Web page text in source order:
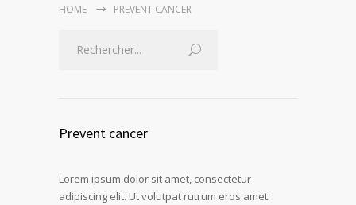
HOME PREVENT CANCER
Prevent cancer
Lorem ipsum dolor sit amet, consectetur
adipiscing elit. Ut volutpat rutrum eros amet